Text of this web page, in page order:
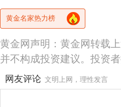
黄金名家热力榜
黄金网声明：黄金网转载
并不构成投资建议。投资
网友评论 文明上网，理性发言